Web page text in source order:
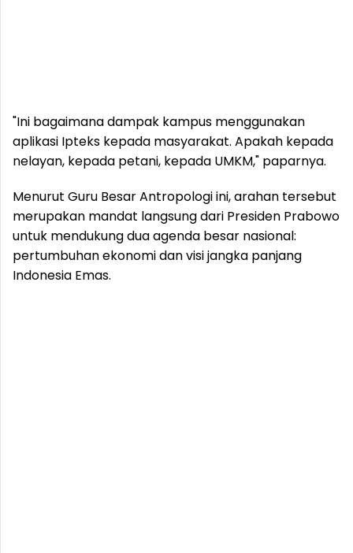
"Ini bagaimana dampak kampus menggunakan
aplikasi Ipteks kepada masyarakat. Apakah kepada
nelayan, kepada petani, kepada UMKM," paparnya.
Menurut Guru Besar Antropologi ini, arahan tersebut
merupakan mandat langsung dari Presiden Prabowo
untuk mendukung dua agenda besar nasional:
pertumbuhan ekonomi dan visi jangka panjang
Indonesia Emas.